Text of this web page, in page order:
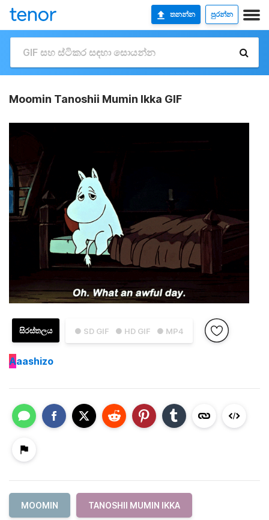
තනන්න පුරන්න
Moomin Tanoshii Mumin Ikka GIF
● SD GIF ● HD GIF ● MP4
සිරස්තලය
Aaashizo
MOOMIN TANOSHII MUMIN IKKA